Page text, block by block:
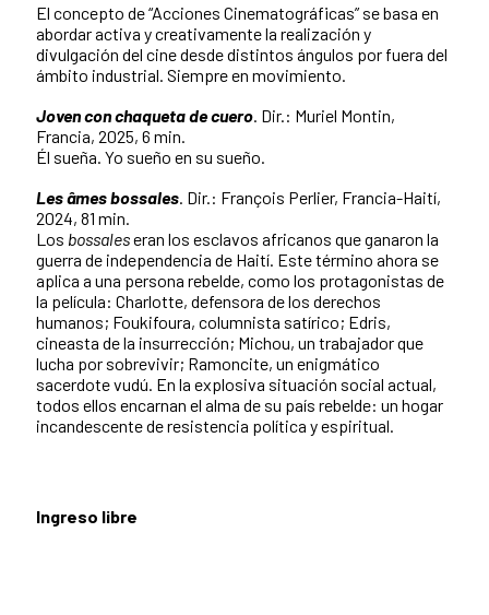
El concepto de “Acciones Cinematográficas” se basa en
abordar activa y creativamente la realización y
divulgación del cine desde distintos ángulos por fuera del
ámbito industrial. Siempre en movimiento.
Joven con chaqueta de cuero . Dir.: Muriel Montin,
Francia, 2025, 6 min.
Él sueña. Yo sueño en su sueño.
Les âmes bossales . Dir.: François Perlier, Francia-Haití,
2024, 81 min.
Los bossaleseran los esclavos africanos que ganaron la
guerra de independencia de Haití. Este término ahora se
aplica a una persona rebelde, como los protagonistas de
la película: Charlotte, defensora de los derechos
humanos; Foukifoura, columnista satírico; Edris,
cineasta de la insurrección; Michou, un trabajador que
lucha por sobrevivir; Ramoncite, un enigmático
sacerdote vudú. En la explosiva situación social actual,
todos ellos encarnan el alma de su país rebelde: un hogar
incandescente de resistencia política y espiritual.
Ingreso libre